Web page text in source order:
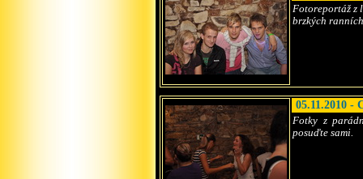
Fotoreportáž z
brzkých
05.11.2010 -
Fotky z
posuďte sami.